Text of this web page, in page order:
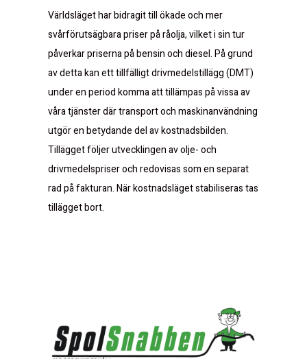
Världsläget har bidragit till ökade och mer
svårförutsägbara priser på råolja, vilket i sin tur
påverkar priserna på bensin och diesel. På grund
av detta kan ett tillfälligt drivmedelstillägg (DMT)
under en period komma att tillämpas på vissa av
våra tjänster där transport och maskinanvändning
utgör en betydande del av kostnadsbilden.
Tillägget följer utvecklingen av olje- och
drivmedelspriser och redovisas som en separat
rad på fakturan. När kostnadsläget stabiliseras tas
tillägget bort.